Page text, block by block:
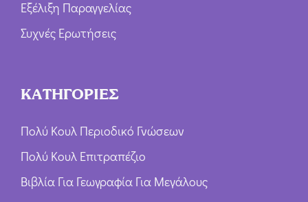
Εξέλιξη Παραγγελίας
Συχνές Ερωτήσεις
ΚΑΤΗΓΟΡΙΕΣ
Πολύ Κουλ Περιοδικό Γνώσεων
Πολύ Κουλ Επιτραπέζιο
Βιβλία Για Γεωγραφία Για Μεγάλους